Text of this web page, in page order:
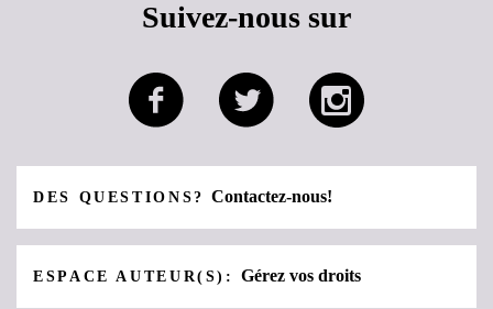
Suivez-nous sur
DES QUESTIONS?Contactez-nous!
ESPACE AUTEUR(S):Gérez vos droits